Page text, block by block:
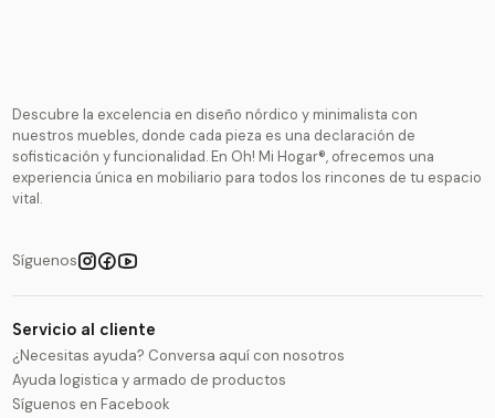
Descubre la excelencia en diseño nórdico y minimalista con
nuestros muebles, donde cada pieza es una declaración de
sofisticación y funcionalidad. En Oh! Mi Hogar®, ofrecemos una
experiencia única en mobiliario para todos los rincones de tu espacio
vital.
Síguenos
Servicio al cliente
¿Necesitas ayuda? Conversa aquí con nosotros
Ayuda logistica y armado de productos
Síguenos en Facebook